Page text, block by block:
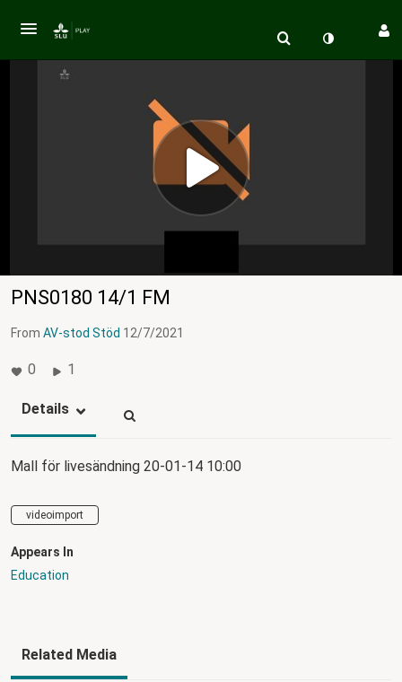
PNS0180 14/1 FM
From AV-stod Stöd 12/7/2021
0 1
Details
Mall för livesändning 20-01-14 10:00
videoimport
Appears In
Education
Related Media